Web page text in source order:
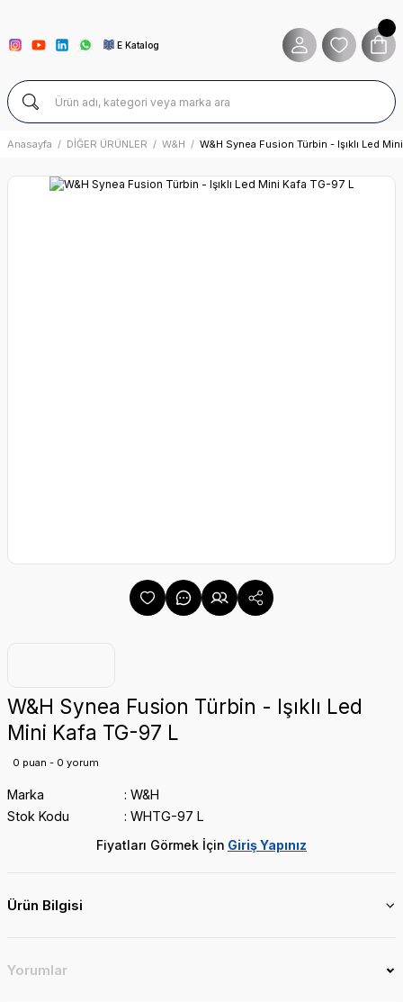
E Katalog
Anasayfa DİĞER ÜRÜNLER W&H W&H Synea Fusion Türbin - Işıklı Led
W&H Synea Fusion Türbin - Işıklı Led
Mini Kafa TG-97 L
0 puan - 0 yorum
Marka
W&H
Stok Kodu
WHTG-97 L
Fiyatları Görmek İçin Giriş Yapınız
Ürün Bilgisi
Yorumlar